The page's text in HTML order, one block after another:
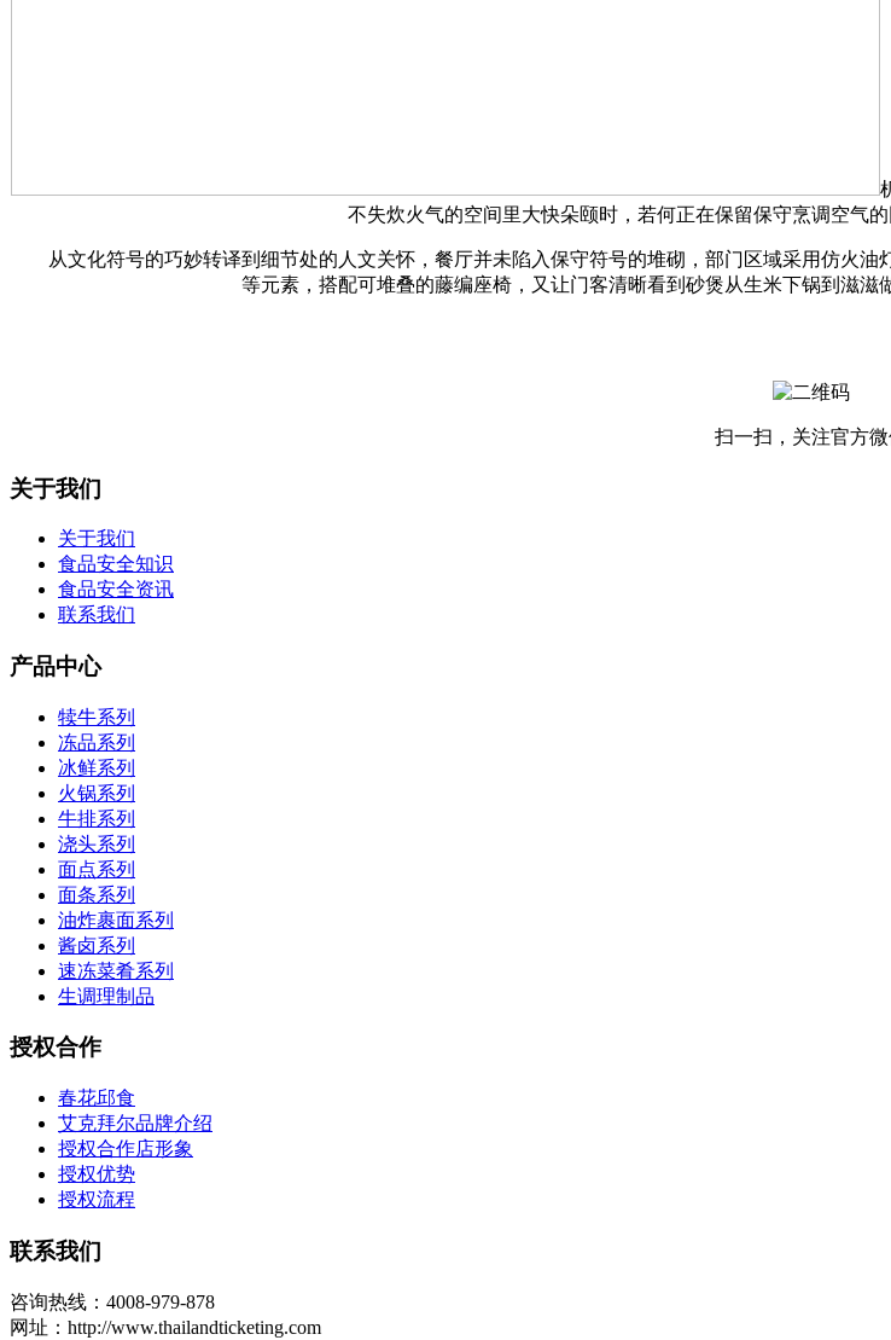
不失炊火气的空间里大快朵颐时，若何正在保留保守烹调空气
从文化符号的巧妙转译到细节处的人文关怀，餐厅并未陷入保守符号的堆砌，部门区域采用仿火油
等元素，搭配可堆叠的藤编座椅，又让门客清晰看到砂煲从生米下锅到滋滋
扫一扫，关注官方
关于我们
关于我们
食品安全知识
食品安全资讯
联系我们
产品中心
犊牛系列
冻品系列
冰鲜系列
火锅系列
牛排系列
浇头系列
面点系列
面条系列
油炸裹面系列
酱卤系列
速冻菜肴系列
生调理制品
授权合作
春花邱食
艾克拜尔品牌介绍
授权合作店形象
授权优势
授权流程
联系我们
咨询热线：4008-979-878
网址：http://www.thailandticketing.com